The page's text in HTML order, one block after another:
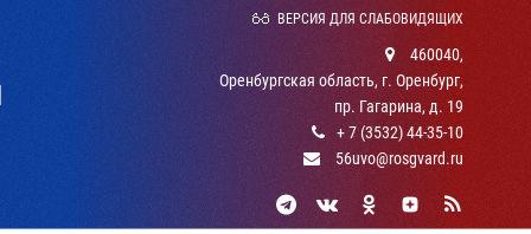
ВЕРСИЯ ДЛЯ СЛАБОВИДЯЩИХ
460040,
Оренбургская область, г. Оренбург,
пр. Гагарина, д. 19
+ 7 (3532) 44-35-10
56uvo@rosgvard.ru